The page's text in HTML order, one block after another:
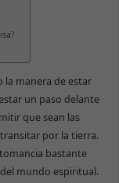
la manera de estar
un paso delante
que sean las
por la tierra.
bastante
mundo espiritual.